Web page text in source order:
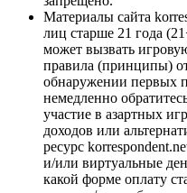
Материалы сайта
лиц старше 21 года
может вызвать
правила (принципы)
обнаружении первых
немедленно
участие в азартных
доходов или
ресурс
и/или виртуальные
какой форме оплату